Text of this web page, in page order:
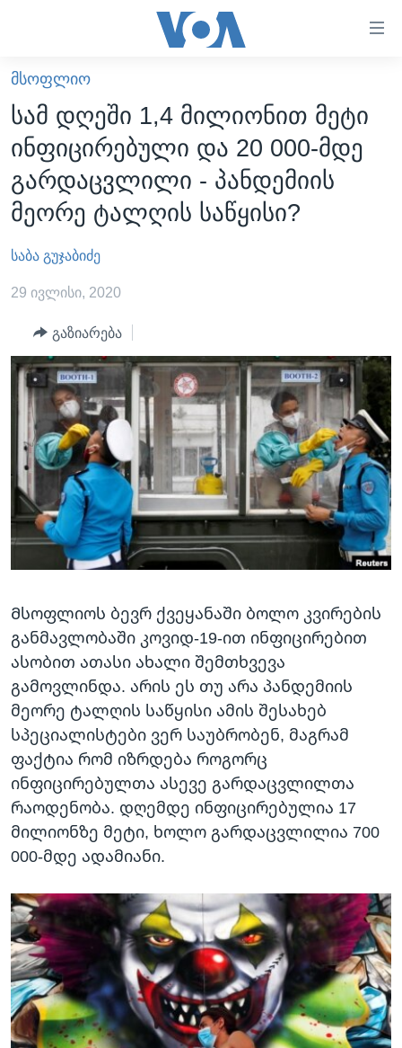
ხელმისაწვდომობისთვის
გადადით
მთავარზე
გადადით
მთავარ
ნავიგაციაზე
გადადით
ძიებაზე
ᲐᲮᲐᲚᲘ ᲐᲛᲑᲔᲑᲘ
ᲡᲐᲥᲐᲠᲗᲕᲔᲚᲝ
ᲐᲨᲨ
ᲐᲨᲨ-ᲘᲡ ᲐᲠᲩᲔᲕᲜᲔᲑᲘ 2024
ᲛᲡᲝᲤᲚᲘᲝ
ᲕᲘᲓᲔᲝᲔᲑᲘ
ᲒᲐᲓᲐᲪᲔᲛᲔᲑᲘ
ᲕᲐᲨᲘᲜᲒᲢᲝᲜᲘ ᲓᲦᲔᲡ
ᲮᲔᲓᲕᲐ ᲕᲐᲨᲘᲜᲒᲢᲝᲜᲘᲓᲐᲜ
ᲡᲢᲣᲓᲘᲐ ᲕᲐᲨᲘᲜᲒᲢᲝᲜᲘ
ᲡᲮᲕᲐ ᲡᲘᲐᲮᲚᲔᲔᲑᲘ
ᲞᲝᲚᲘᲢᲘᲙᲐ
ᲔᲙᲝᲜᲝᲛᲘᲙᲐ
ᲯᲐᲜᲛᲠᲗᲔᲚᲝᲑᲐ
ᲛᲔᲪᲜᲘᲔᲠᲔᲑᲐ
ᲘᲜᲢᲔᲠᲕᲘᲣ
ᲙᲣᲚᲢᲣᲠᲐ
ᲓᲔᲖᲘᲜᲤᲝᲠᲛᲐᲪᲘᲐ
ᲠᲣᲡᲔᲗᲘᲡ ᲨᲔᲭᲠᲐ ᲣᲙᲠᲐᲘᲜᲐᲨᲘ
Learning English
ᲗᲕᲐᲚᲘ ᲒᲕᲐᲓᲔᲕᲜᲔᲗ
ენები
ᲛᲡᲝᲤᲚᲘᲝ
სამ დღეში 1,4 მილიონით მეტი
ინფიცირებული და 20 000-მდე
გარდაცვლილი - პანდემიის
მეორე ტალღის საწყისი?
საბა გუჯაბიძე
29 ივლისი, 2020
გაზიარება
Მსოფლიოს ბევრ ქვეყანაში ბოლო კვირების
განმავლობაში კოვიდ-19-ით ინფიცირებით
ასობით ათასი ახალი შემთხვევა
გამოვლინდა. არის ეს თუ არა პანდემიის
მეორე ტალღის საწყისი ამის შესახებ
სპეციალისტები ვერ საუბრობენ, მაგრამ
ფაქტია რომ იზრდება როგორც
ინფიცირებულთა ასევე გარდაცვლილთა
რაოდენობა. დღემდე ინფიცირებულია 17
მილიონზე მეტი, ხოლო გარდაცვლილია 700
000-მდე ადამიანი.